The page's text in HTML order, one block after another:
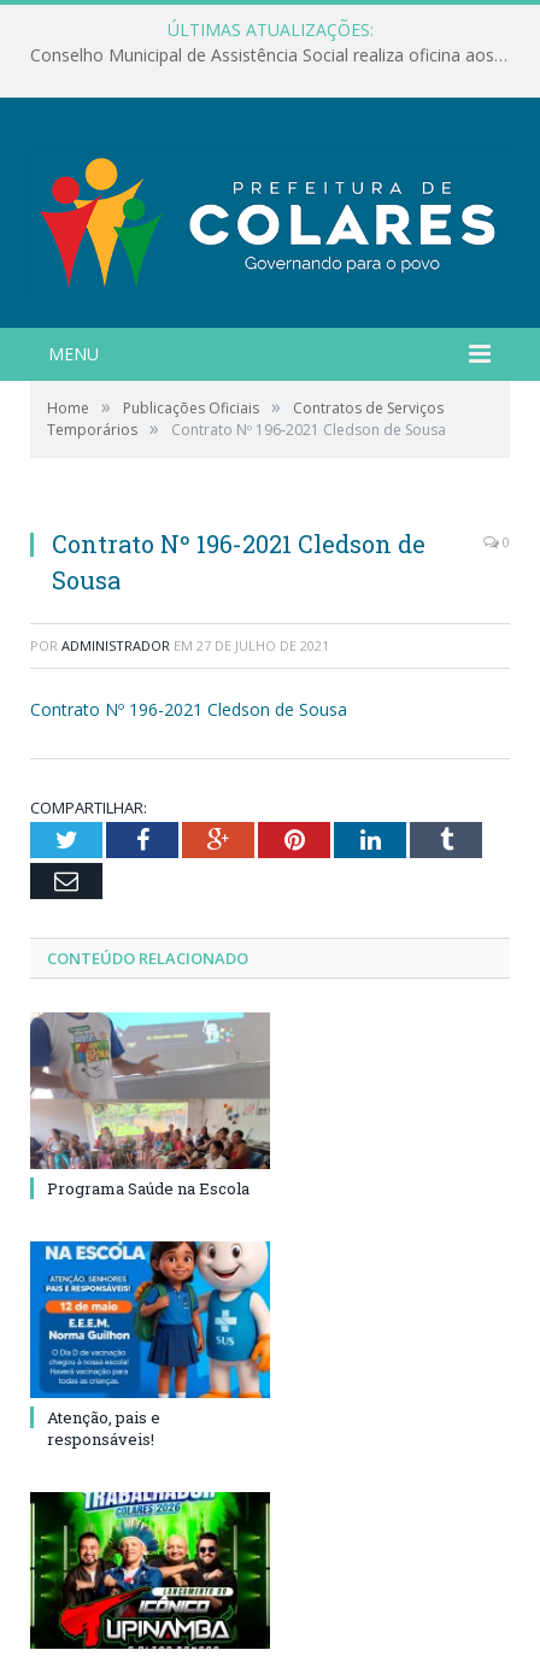
ÚLTIMAS ATUALIZAÇÕES:
Conselho Municipal de Assistência Social realiza oficina aos servidores
MENU
Home » Publicações Oficiais »
Contratos de Serviços
Temporários » Contrato Nº 196-2021 Cledson de Sousa
Contrato Nº 196-2021 Cledson de
Sousa
0
POR ADMINISTRADOR EM 27 DE JULHO DE 2021
Contrato Nº 196-2021 Cledson de Sousa
COMPARTILHAR:
TwitterFacebookGoogle+PinterestLinkedInTumblr
Email
CONTEÚDO RELACIONADO
Programa Saúde na Escola
Atenção, pais e
responsáveis!